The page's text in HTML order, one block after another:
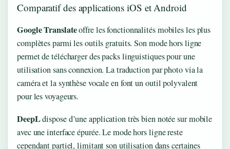
Comparatif des applications iOS et Android
Google Translateoffre les fonctionnalités mobiles les plus
complètes parmi les outils gratuits. Son mode hors ligne
permet de télécharger des packs linguistiques pour une
utilisation sans connexion. La traduction par photo via la
caméra et la synthèse vocale en font un outil polyvalent
pour les voyageurs.
DeepLdispose d’une application très bien notée sur mobile
avec une interface épurée. Le mode hors ligne reste
cependant partiel, limitant son utilisation dans certaines